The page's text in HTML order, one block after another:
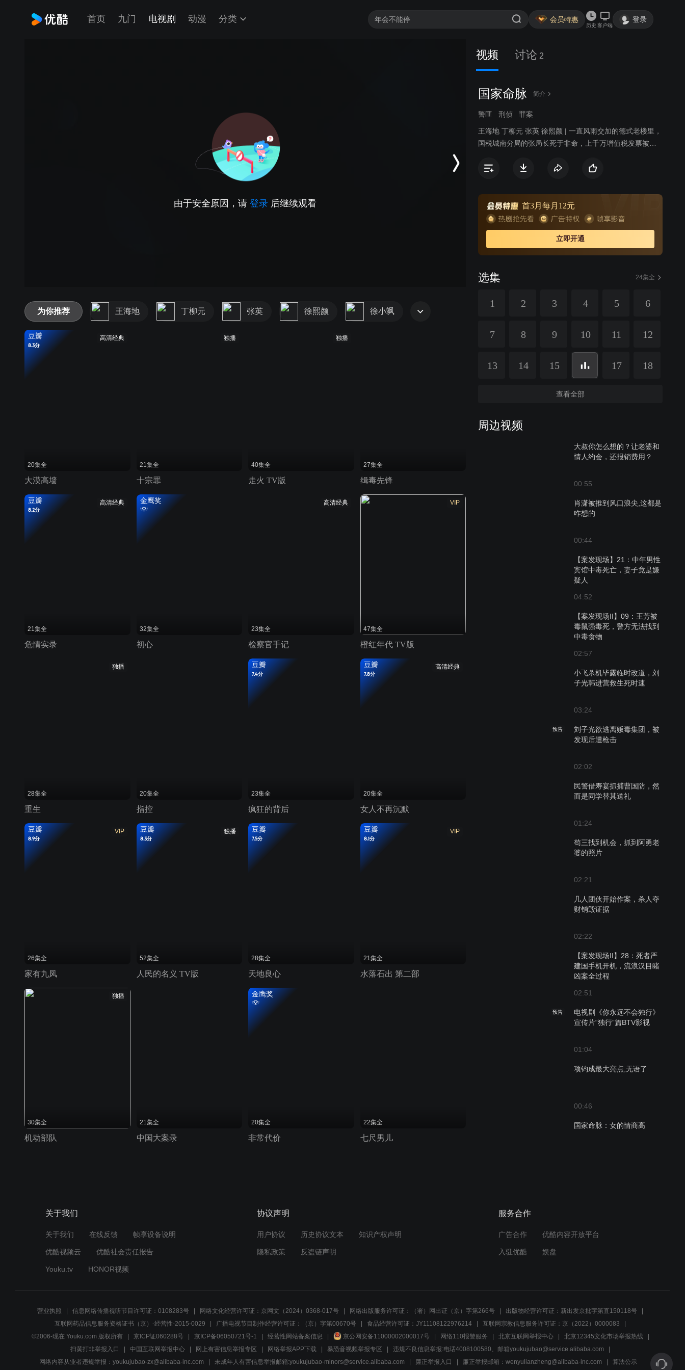
首页 九门 电视剧 动漫 分类 会员特惠
历史 客户端
登录
由于安全原因，请 登录 后继续观看
视频 讨论 2
国家命脉 简介
警匪 刑侦 罪案
王海地 丁柳元 张英 徐熙颜 | 一直风雨交加的德式老楼里，
国税城南分局的张局长死于非命，上千万增值税发票被
往事。
首3月每月12元
立即开通
选集 24集全
1 2 3 4 5 6
7 8 9 10 11 12
13 14 15 17 18
查看全部
周边视频
大叔你怎么想的？让老婆和
情人约会，还报销费用？
00:55
肖潇被推到风口浪尖,这都是
咋想的
00:44
【案发现场】21：中年男性
宾馆中毒死亡，妻子竟是嫌
疑人
04:52
【案发现场II】09：王芳被
毒鼠强毒死，警方无法找到
中毒食物
02:57
小飞杀机毕露临时改道，刘
子光韩进营救生死时速
03:24
预告
刘子光欲逃离贩毒集团，被
发现后遭枪击
02:02
民警借寿宴抓捕曹国防，然
而是同学替其送礼
01:24
苟三找到机会，抓到阿勇老
婆的照片
02:21
几人团伙开始作案，杀人夺
财销毁证据
02:22
【案发现场II】28：死者严
建国手机开机，流浪汉目睹
凶案全过程
02:51
预告
电视剧《你永远不会独行》
宣传片“独行”篇BTV影视
01:04
项钧成最大亮点,无语了
00:46
国家命脉：女的情商高
出来挨打！贝小帅！
01:37
侯四海手握命门嚣张跋扈，
聂总这眼神是要杀人
为你推荐 王海地 丁柳元 张英 徐熙颜 徐小飒
高清经典
豆瓣
8.3分
20集全
大漠高墙
独播
21集全
十宗罪
独播
40集全
走火 TV版
27集全
缉毒先锋
高清经典
豆瓣
8.2分
21集全
危情实录
金鹰奖
32集全
初心
高清经典
23集全
检察官手记
VIP
47集全
橙红年代 TV版
独播
28集全
重生
20集全
指控
豆瓣
7.4分
23集全
疯狂的背后
高清经典
豆瓣
7.8分
20集全
女人不再沉默
VIP
豆瓣
8.9分
26集全
家有九凤
独播
豆瓣
8.3分
52集全
人民的名义 TV版
豆瓣
7.5分
28集全
天地良心
VIP
豆瓣
8.1分
21集全
水落石出 第二部
独播
30集全
机动部队
21集全
中国大案录
金鹰奖
20集全
非常代价
22集全
七尺男儿
关于我们
关于我们 在线反馈 帧享设备说明
优酷视频云 优酷社会责任报告
Youku.tv HONOR视频
协议声明
用户协议 历史协议文本 知识产权声明
隐私政策 反盗链声明
服务合作
广告合作 优酷内容开放平台
入驻优酷 娱盘
营业执照 信息网络传播视听节目许可证：0108283号 网络文化经营许可证：京网文（2024）0368-017号 网络出版服务许可证：（署）网出证（京）字第266号
出版物经营许可证：新出发京批字第直150118号
互联网药品信息服务资格证书（京）-经营性-2015-0029
广播电视节目制作经营许可证：（京）字第00670号 食品经营许可证：JY11108122976214
互联网宗教信息服务许可证：京（2022）0000083
©2006-现在 Youku.com 版权所有
京ICP证060288号 京ICP备06050721号-1 经营性网站备案信息 京公网安备11000002000017号 网络110报警服务 北京互联网举报中心
北京12345文化市场举报热线
扫黄打非举报入口
中国互联网举报中心 网上有害信息举报专区 网络举报APP下载 暴恐音视频举报专区
违规不良信息举报:电话4008100580、邮箱youkujubao@service.alibaba.com
网络内容从业者违规举报：youkujubao-zx@alibaba-inc.com
未成年人有害信息举报邮箱:youkujubao-minors@service.alibaba.com 廉正举报入口 廉正举报邮箱：wenyulianzheng@alibaba-inc.com 算法公示